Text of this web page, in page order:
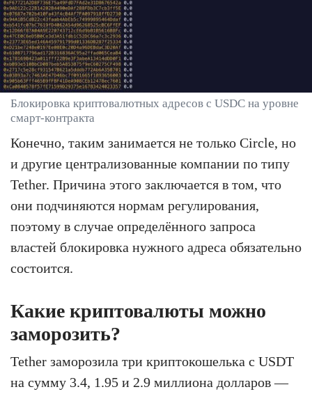
Блокировка криптовалютных адресов с USDC на уровне
смарт-контракта
Конечно, таким занимается не только Circle, но
и другие централизованные компании по типу
Tether. Причина этого заключается в том, что
они подчиняются нормам регулирования,
поэтому в случае определённого запроса
властей блокировка нужного адреса обязательно
состоится.
Какие криптовалюты можно
заморозить?
Tether заморозила три криптокошелька с USDT
на сумму 3.4, 1.95 и 2.9 миллиона долларов —